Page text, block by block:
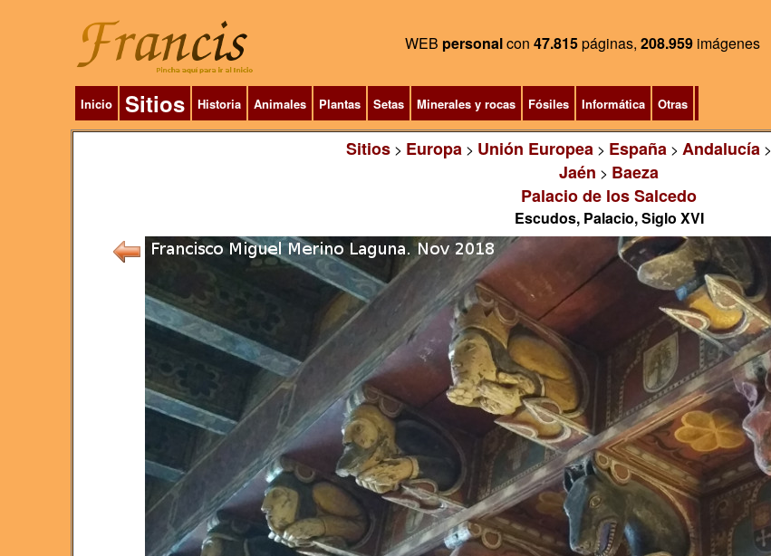
WEB personalcon 47.815páginas, 208.959 imágenes
Inicio Sitios Historia Animales Plantas Setas Minerales y rocas Fósiles Informática Otras
Sitios> Europa> Unión Europea> España> Andalucía>
Jaén > Baeza
Palacio de los Salcedo
Escudos, Palacio, Siglo XVI